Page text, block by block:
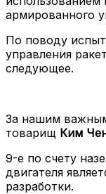
армированного
По поводу
управления
следующее.
За нашим
товарищ Ким
9-е по счету
двигателя
разработки.